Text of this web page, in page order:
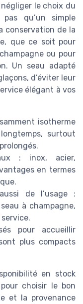
le choix du
qu’un simple
conservation de la
que ce soit pour
ou pour
Un seau adapté
d’éviter leur
élégant à vos
isotherme
surtout
: inox, acier,
en termes
de l’usage :
à champagne,
pour accueillir
plus compacts
en stock
choisir le bon
et la provenance